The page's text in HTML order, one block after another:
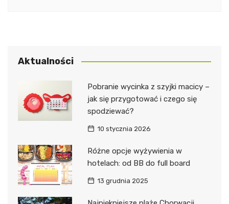
Aktualności
Pobranie wycinka z szyjki macicy –
jak się przygotować i czego się
spodziewać?
10 stycznia 2026
Różne opcje wyżywienia w
hotelach: od BB do full board
13 grudnia 2025